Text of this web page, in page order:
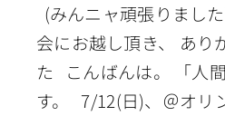
(みんニャ頑張りまし
会にお越し頂き、 あり
た こんばんは。 「人
す。 7/12(日)、＠オリ